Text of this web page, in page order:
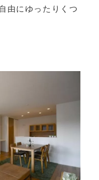
由にゆったりくつ